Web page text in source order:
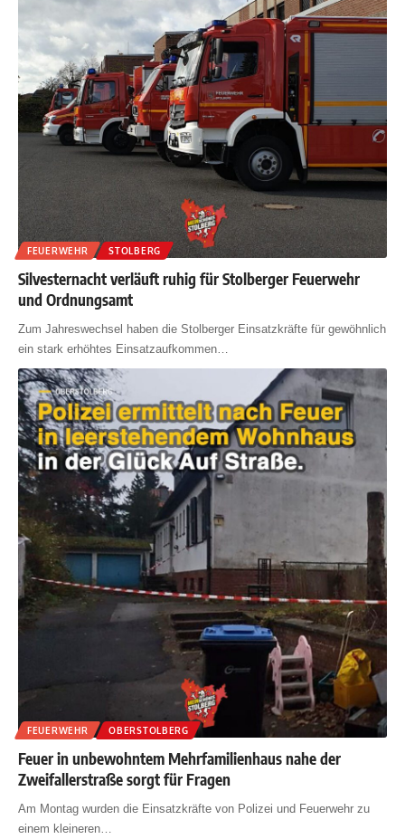
FEUERWEHR STOLBERG
Silvesternacht verläuft ruhig für Stolberger Feuerwehr
und Ordnungsamt
Zum Jahreswechsel haben die Stolberger Einsatzkräfte für gewöhnlich
ein stark erhöhtes Einsatzaufkommen
FEUERWEHR OBERSTOLBERG
Feuer in unbewohntem Mehrfamilienhaus nahe der
Zweifallerstraße sorgt für Fragen
Am Montag wurden die Einsatzkräfte von Polizei und Feuerwehr zu
einem kleineren